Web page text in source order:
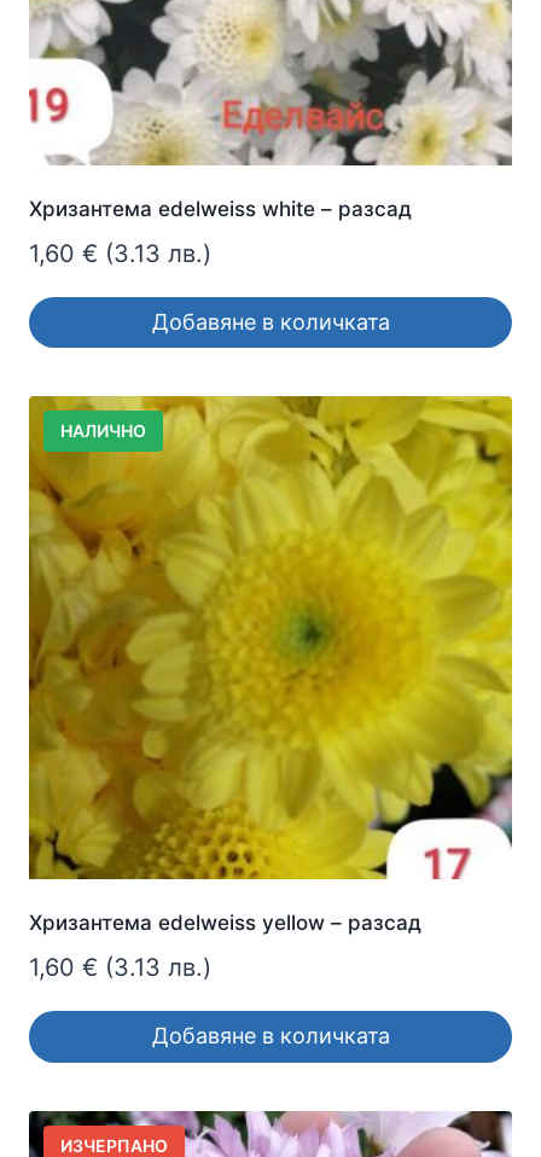
Хризантема edelweiss white – разсад
1,60 € (3.13 лв.)
Добавяне в количката
НАЛИЧНО
Хризантема edelweiss yellow – разсад
1,60 € (3.13 лв.)
Добавяне в количката
ИЗЧЕРПАНО